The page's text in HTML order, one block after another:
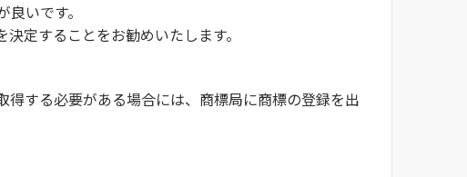
いです。
定することをお勧めいたします。
する必要がある場合には、商標局に商標の登録を出